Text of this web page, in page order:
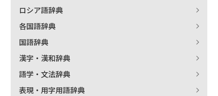
ロシア語辞典
各国語辞典
国語辞典
漢字・漢和辞典
語学・文法辞典
表現・用字用語辞典